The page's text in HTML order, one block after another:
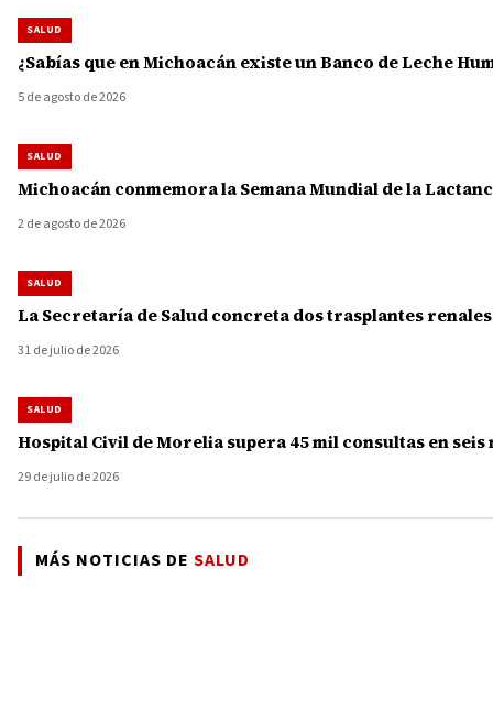
SALUD
¿Sabías que en Michoacán existe un Banco de Leche
5 de agosto de 2026
SALUD
Michoacán conmemora la Semana Mundial de la
2 de agosto de 2026
SALUD
La Secretaría de Salud concreta dos trasplantes
31 de julio de 2026
SALUD
Hospital Civil de Morelia supera 45 mil consultas en
29 de julio de 2026
MÁS NOTICIAS DE SALUD